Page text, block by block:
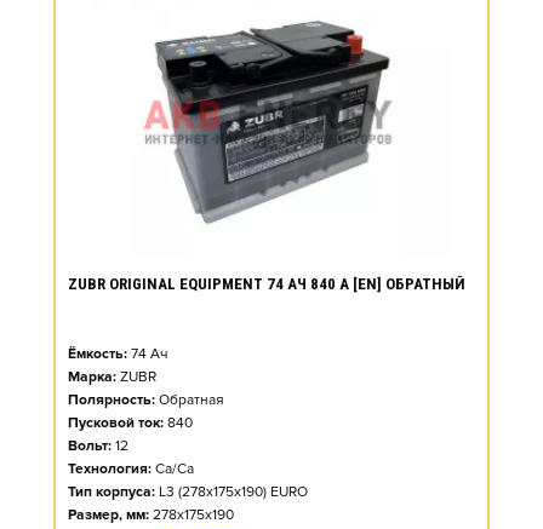
ZUBR ORIGINAL EQUIPMENT 74 АЧ 840 А [EN] ОБРАТНЫЙ
Ёмкость: 74 Ач
Марка: ZUBR
Полярность: Обратная
Пусковой ток: 840
Вольт: 12
Технология: Ca/Ca
Тип корпуса: L3 (278x175x190) EURO
Размер, мм: 278x175x190